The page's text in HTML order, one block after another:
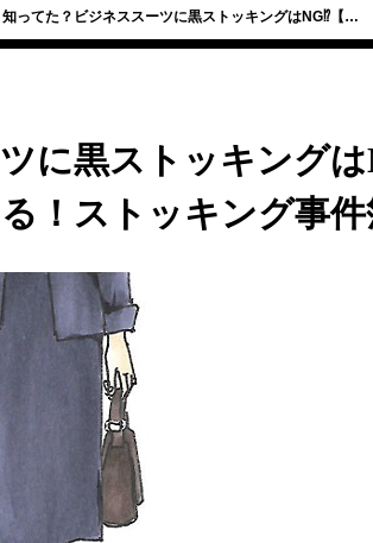
知ってた？ビジネススーツに黒ストッキングはNG⁉【…
に黒ストッキングは
！ストッキング事件